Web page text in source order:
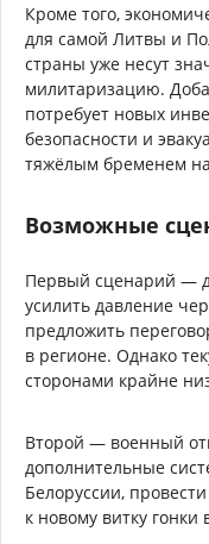
Кроме того,
для самой Литвы и
страны уже несут
милитаризацию.
потребует новых
безопасности и
тяжёлым бременем
Возможные
Первый сценарий —
усилить давление
предложить
в регионе. Однако
сторонами крайне
Второй — военный
дополнительные
Белоруссии,
к новому витку